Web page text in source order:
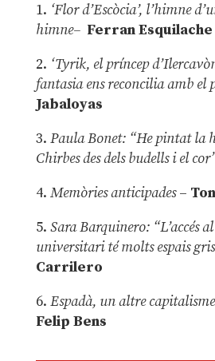
1. ‘Flor d’Escòcia’, l’himne
himne– Ferran Esquilache
2. ‘Tyrik, el príncep
fantasia ens reconcilia amb el
Jabaloyas
3. Paula Bonet: “He pintat la
Chirbes des dels budells i el
4. Memòries anticipades–
5. Sara Barquinero: “L’accés
universitari té molts espais
Carrilero
6. Espadà, un altre capitalisme
Felip Bens